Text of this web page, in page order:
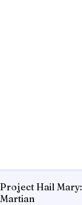
Project Hail
Martian